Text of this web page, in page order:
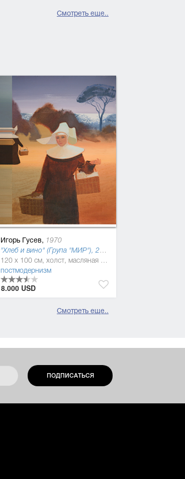
Смотреть еще..
Игорь Гусев, 1970
"Хлеб и вино" (Група "МИР"), 2017
120 x 100 см, холст, масляная краска
постмодернизм
8.000 USD
Смотреть еще..
ПОДПИСАТЬСЯ